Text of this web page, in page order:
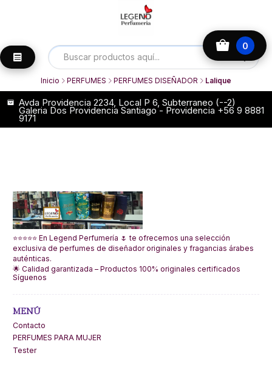
0
Avda Providencia 2234, Local P 6, Subterraneo (--2)
Galeria Dos Providencia Santiago - Providencia +56 9 8881
9171
Inicio PERFUMES PERFUMES DISEÑADOR Lalique
⭐⭐⭐⭐⭐ En Legend Perfumería 🌷 te ofrecemos una selección
exclusiva de perfumes de diseñador originales y fragancias árabes
auténticas.
🌟 Calidad garantizada – Productos 100% originales certificados
Síguenos
MENÚ
Contacto
PERFUMES PARA MUJER
Tester